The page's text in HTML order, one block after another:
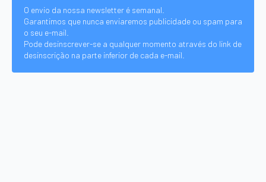
O envio da nossa newsletter é semanal.
Garantimos que nunca enviaremos publicidade ou spam para
o seu e-mail.
Pode desinscrever-se a qualquer momento através do link de
desinscrição na parte inferior de cada e-mail.